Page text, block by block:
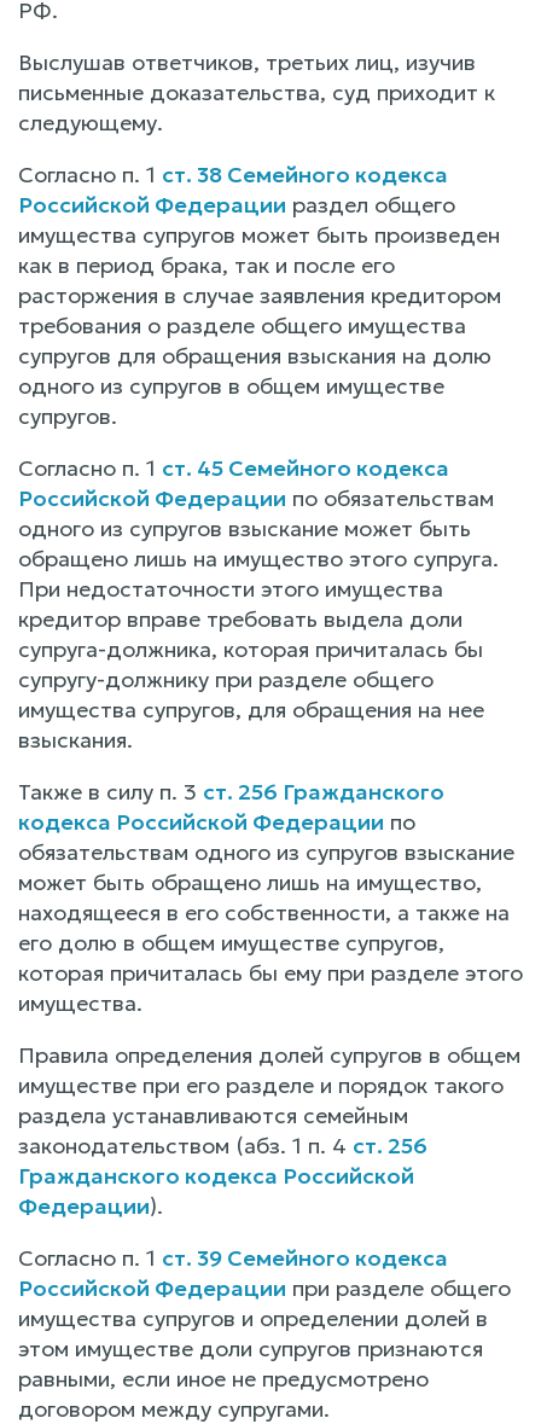
РФ.
Выслушав ответчиков, третьих лиц, изучив
письменные доказательства, суд приходит к
следующему.
Согласно п. 1 ст. 38 Семейного кодекса
Российской Федерации раздел общего
имущества супругов может быть произведен
как в период брака, так и после его
расторжения в случае заявления кредитором
требования о разделе общего имущества
супругов для обращения взыскания на долю
одного из супругов в общем имуществе
супругов.
Согласно п. 1 ст. 45 Семейного кодекса
Российской Федерации по обязательствам
одного из супругов взыскание может быть
обращено лишь на имущество этого супруга.
При недостаточности этого имущества
кредитор вправе требовать выдела доли
супруга-должника, которая причиталась бы
супругу-должнику при разделе общего
имущества супругов, для обращения на нее
взыскания.
Также в силу п. 3 ст. 256 Гражданского
кодекса Российской Федерации по
обязательствам одного из супругов взыскание
может быть обращено лишь на имущество,
находящееся в его собственности, а также на
его долю в общем имуществе супругов,
которая причиталась бы ему при разделе этого
имущества.
Правила определения долей супругов в общем
имуществе при его разделе и порядок такого
раздела устанавливаются семейным
законодательством (абз. 1 п. 4 ст. 256
Гражданского кодекса Российской
Федерации).
Согласно п. 1 ст. 39 Семейного кодекса
Российской Федерации при разделе общего
имущества супругов и определении долей в
этом имуществе доли супругов признаются
равными, если иное не предусмотрено
договором между супругами.